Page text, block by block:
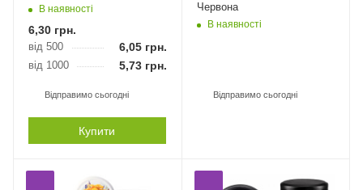
В наявності
6,30 грн.
від 500 6,05грн.
від 1000 5,73грн.
Відправимо сьогодні
Купити
Червона
В наявності
Відправимо сьогодні